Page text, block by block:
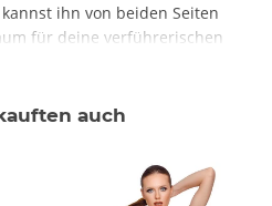
ihn von beiden Seiten
für deine verführerischen
Handwäsche mit
gebracht werden.
auch